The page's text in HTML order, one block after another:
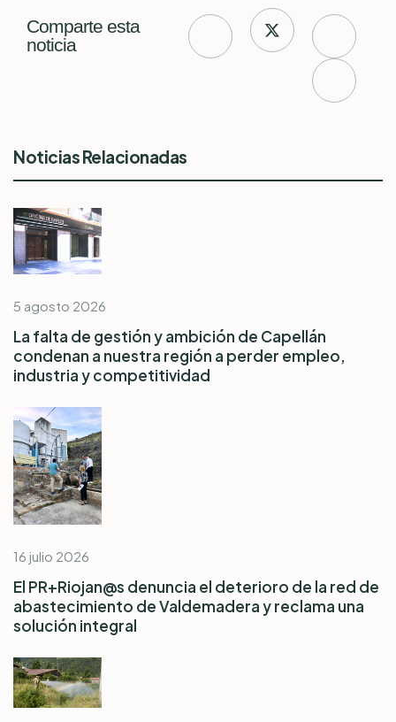
Comparte esta
noticia
Noticias Relacionadas
5 agosto 2026
La falta de gestión y ambición de Capellán
condenan a nuestra región a perder empleo,
industria y competitividad
16 julio 2026
El PR+Riojan@s denuncia el deterioro de la red de
abastecimiento de Valdemadera y reclama una
solución integral